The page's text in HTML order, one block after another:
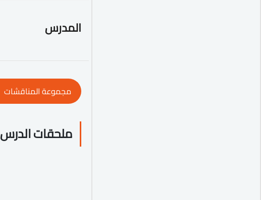
المدرس
مجموعة المناقشات
ملحقات الدرس